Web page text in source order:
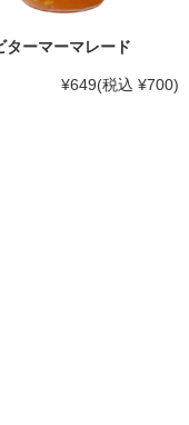
ターマーマレード
¥649(税込 ¥700)